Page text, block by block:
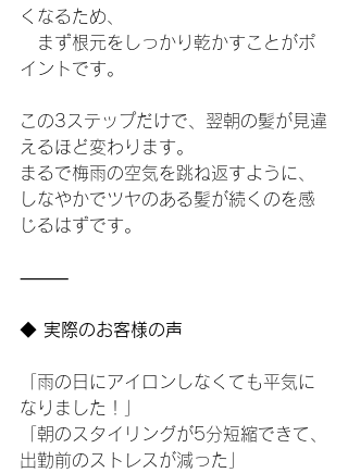
くなるため、
まず根元をしっかり乾かすことがポ
イントです。
この3ステップだけで、翌朝の髪が見違
えるほど変わります。
まるで梅雨の空気を跳ね返すように、
しなやかでツヤのある髪が続くのを感
じるはずです。
⸻
◆ 実際のお客様の声
「雨の日にアイロンしなくても平気に
なりました！」
「朝のスタイリングが5分短縮できて、
出勤前のストレスが減った」